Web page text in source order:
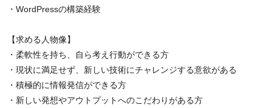
・WordPressの構築経験
【求める人物像】
・柔軟性を持ち、自ら考え行動ができる方
・現状に満足せず、新しい技術にチャレンジする意欲がある
・積極的に情報発信ができる方
・新しい発想やアウトプットへのこだわりがある方